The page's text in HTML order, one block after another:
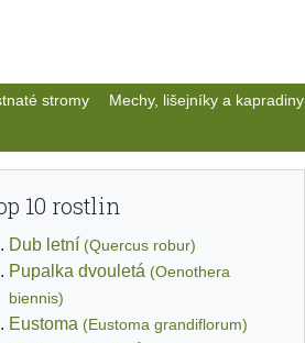
stromy Mechy, lišejníky a kapradiny
10 rostlin
Dub letní (Quercus robur)
Pupalka dvouletá (Oenothera
biennis)
Eustoma (Eustoma grandiflorum)